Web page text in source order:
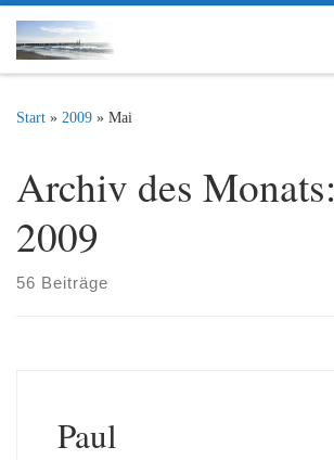
Zum Inhalt springen
Start » 2009 » Mai
Archiv des Monats:
2009
56 Beiträge
Paul